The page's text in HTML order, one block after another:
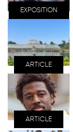
EXPOSITION
ARTICLE
ARTICLE